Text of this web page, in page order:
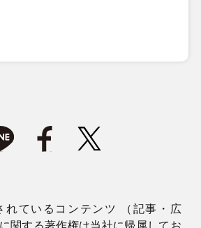
れているコンテンツ （記事・広
関する著作権は当社に帰属してお